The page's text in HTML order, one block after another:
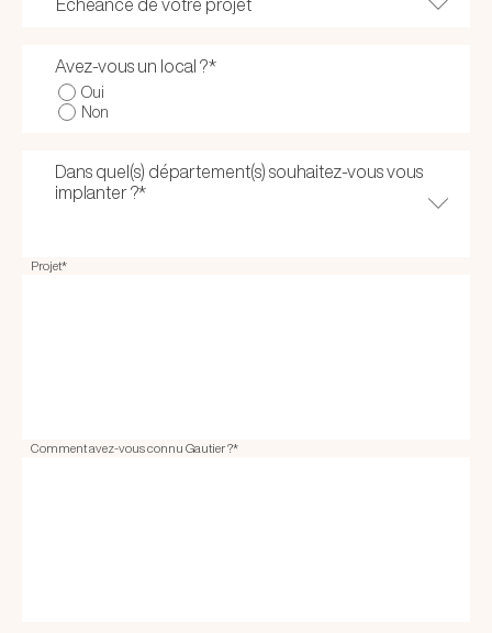
Avez-vous un local ?*
Oui
Non
Dans quel(s) département(s) souhaitez-vous vous
implanter ?*
Projet*
Comment avez-vous connu Gautier ?*